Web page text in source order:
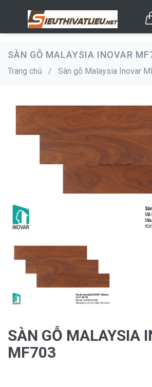
SÀN GỖ MALAYSIA INOVAR
Trang chủ / Sàn gỗ Malaysia Inovar
SÀN GỖ MALAYSIA
MF703